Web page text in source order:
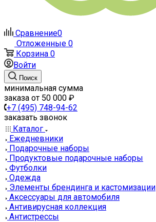
Сравнение0
Отложенные 0
Корзина 0
Войти
Поиск
минимальная сумма
заказа от 50 000 ₽
+7 (495) 748-94-62
заказать звонок
Каталог
Ежедневники
Подарочные наборы
Продуктовые подарочные наборы
Футболки
Одежда
Элементы брендинга и кастомизации
Аксессуары для автомобиля
Антивирусная коллекция
Антистрессы